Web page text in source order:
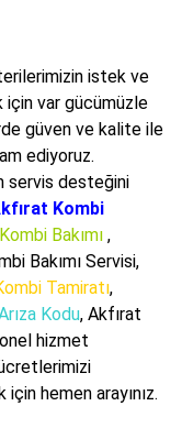
istek ve
için var gücümüzle
güven ve kalite ile
ediyoruz.
servis desteğini
Kombi
Bakımı ,
Bakımı Servisi,
Tamiratı,
Kodu, Akfırat
hizmet
hemen arayınız.